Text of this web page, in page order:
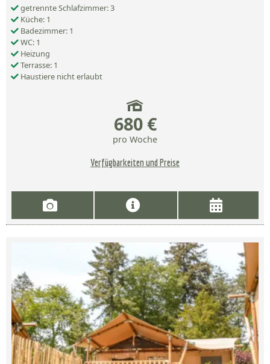
getrennte Schlafzimmer: 3
Küche: 1
Badezimmer: 1
WC: 1
Heizung
Terrasse: 1
Haustiere nicht erlaubt
680 €
pro Woche
Verfügbarkeiten und Preise